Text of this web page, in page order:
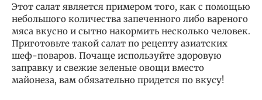
Этот салат является примером того, как с помощью
небольшого количества запеченного либо вареного
мяса вкусно и сытно накормить несколько человек.
Приготовьте такой салат по рецепту азиатских
шеф-поваров. Почаще используйте здоровую
заправку и свежие зеленые овощи вместо
майонеза, вам обязательно придется по вкусу!